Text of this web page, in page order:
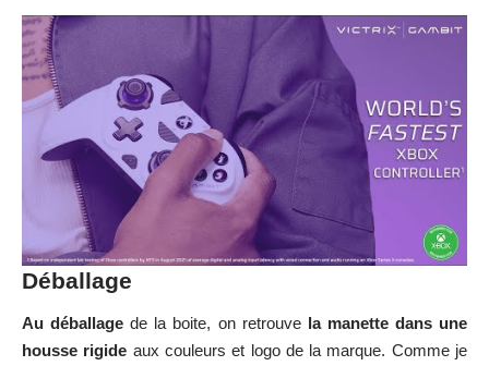
Déballage
Au déballage de la boite, on retrouve la manette dans une
housse rigide aux couleurs et logo de la marque. Comme je